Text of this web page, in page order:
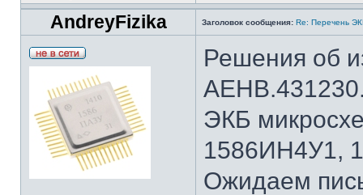
AndreyFizika
Заголовок сообщения: Re: Перечень
Решения об
ЭКБ
1586ИН4У1,
Ожидаем